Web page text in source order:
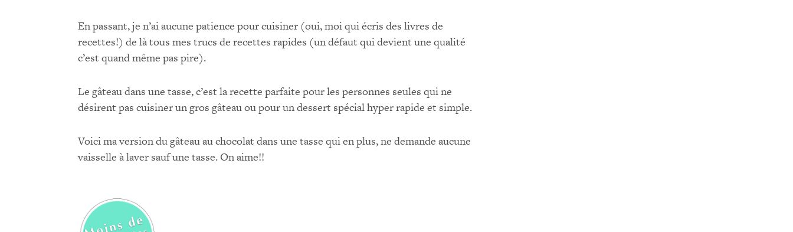
En passant, je n’ai aucune patience pour cuisiner (oui, moi qui écris des livres de
recettes!) de là tous mes trucs de recettes rapides (un défaut qui devient une qualité
c’est quand même pas pire).
Le gâteau dans une tasse, c’est la recette parfaite pour les personnes seules qui ne
désirent pas cuisiner un gros gâteau ou pour un dessert spécial hyper rapide et simple.
Voici ma version du gâteau au chocolat dans une tasse qui en plus, ne demande aucune
vaisselle à laver sauf une tasse. On aime!!